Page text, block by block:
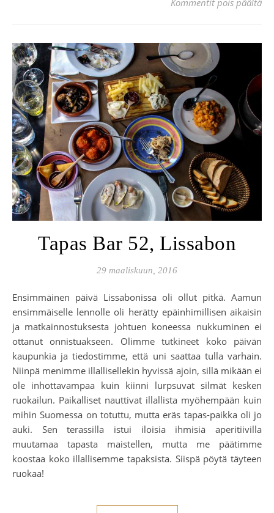
Tapas Bar 52, Lissabon
29 maaliskuun, 2016
Ensimmäinen päivä Lissabonissa oli ollut pitkä. Aamun
ensimmäiselle lennolle oli herätty epäinhimillisen aikaisin
ja matkainnostuksesta johtuen koneessa nukkuminen ei
ottanut onnistuakseen. Olimme tutkineet koko päivän
kaupunkia ja tiedostimme, että uni saattaa tulla varhain.
Niinpä menimme illallisellekin hyvissä ajoin, sillä mikään ei
ole inhottavampaa kuin kiinni lurpsuvat silmät kesken
ruokailun. Paikalliset nauttivat illallista myöhempään kuin
mihin Suomessa on totuttu, mutta eräs tapas-paikka oli jo
auki. Sen terassilla istui iloisia ihmisiä aperitiivilla
muutamaa tapasta maistellen, mutta me päätimme
koostaa koko illallisemme tapaksista. Siispä pöytä täyteen
ruokaa!